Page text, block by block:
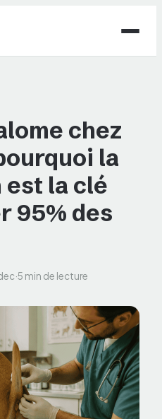
chez
la
la clé
95% des
·5 min de lecture